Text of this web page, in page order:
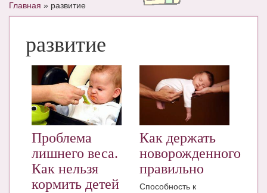
НОВОРОЖДЕННЫЙ
РАЗВИТИЕ
ВОПРОС-ОТВЕТ
КНИГИ
Рекомендовано
Главная » развитие
развитие
Проблема
лишнего веса.
Как нельзя
кормить детей
Как держать
новорожденного
правильно
Способность к